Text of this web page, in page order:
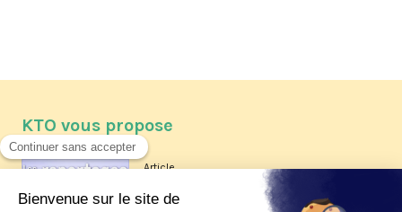
KTO vous propose
Article
Les reportages d'été 2026 de KTO